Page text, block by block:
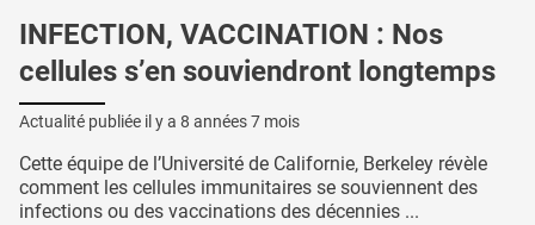
INFECTION, VACCINATION : Nos
cellules s’en souviendront longtemps
Actualité publiée il y a 8 années 7 mois
Cette équipe de l’Université de Californie, Berkeley révèle
comment les cellules immunitaires se souviennent des
infections ou des vaccinations des décennies ...